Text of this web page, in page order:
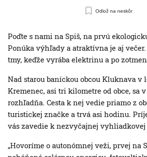
Odlož na neskôr
Poďte s nami na Spiš, na prvú
Ponúka výhľady a atraktívna je aj večer.
tmy, keďže vyrába elektrinu a po
Nad starou baníckou obcou Kluknava v
Kremenec, asi tri kilometre od obce, sa
rozhľadňa. Cesta k nej vedie priamo z
turistickej značke a trvá asi hodinu.
vás zavedie k nezvyčajnej vyhliadkovej
„Hovoríme o autonómnej veži, prvej na